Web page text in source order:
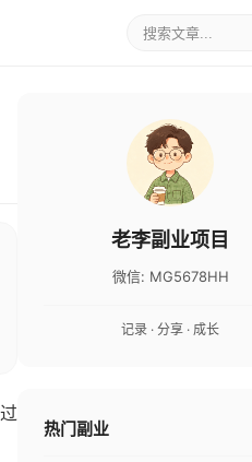
老李副业项目
微信: MG5678HH
记录 · 分享 · 成长
热门副业